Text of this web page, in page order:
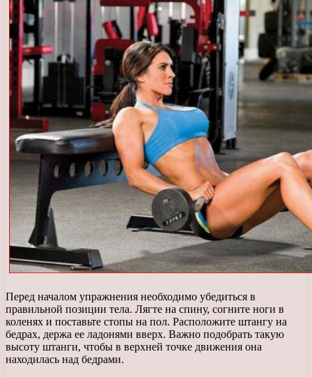
Перед началом упражнения необходимо убедиться в
правильной позиции тела. Лягте на спину, согните ноги в
коленях и поставьте стопы на пол. Расположите штангу на
бедрах, держа ее ладонями вверх. Важно подобрать такую
высоту штанги, чтобы в верхней точке движения она
находилась над бедрами.